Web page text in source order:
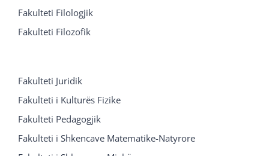
Fakulteti Filologjik
Fakulteti Filozofik
Fakulteti Juridik
Fakulteti i Kulturës Fizike
Fakulteti Pedagogjik
Fakulteti i Shkencave Matematike-Natyrore